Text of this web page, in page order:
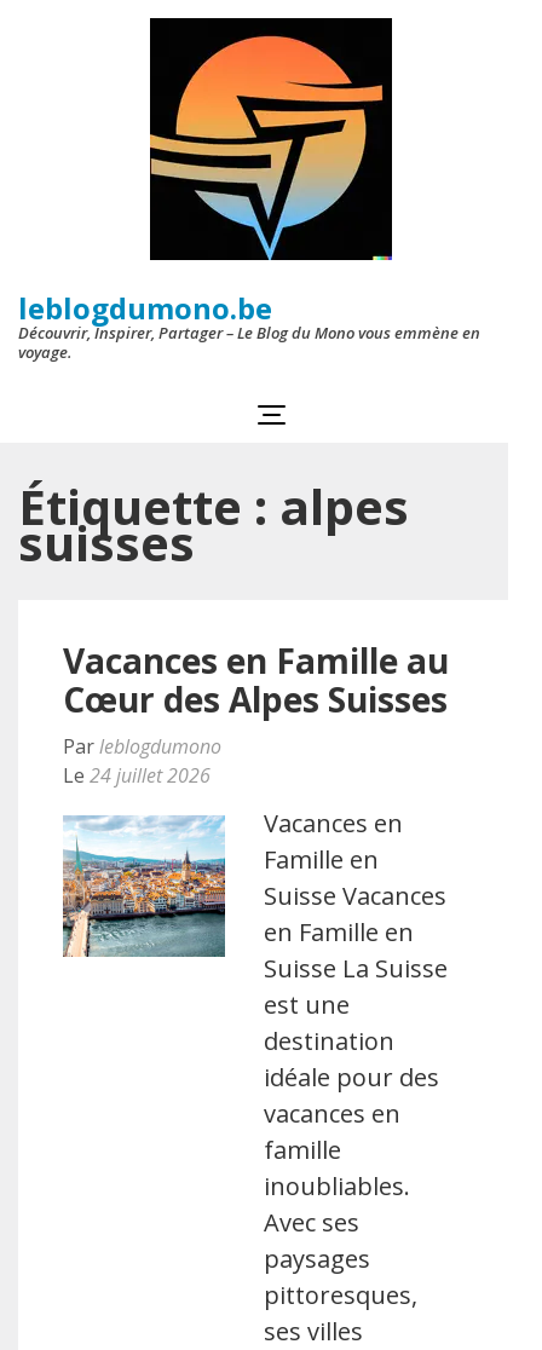
leblogdumono.be
Découvrir, Inspirer, Partager – Le Blog du Mono vous emmène en
voyage.
Étiquette : alpes
suisses
Vacances en Famille au
Cœur des Alpes Suisses
Parleblogdumono
Le 24 juillet 2026
Vacances en
Famille en
Suisse Vacances
en Famille en
Suisse La Suisse
est une
destination
idéale pour des
vacances en
famille
inoubliables.
Avec ses
paysages
pittoresques,
ses villes